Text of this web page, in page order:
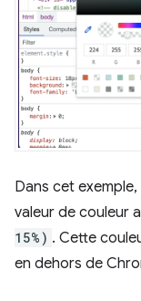
Dans cet exemple,
valeur de couleur
15%) . Cette
en dehors de